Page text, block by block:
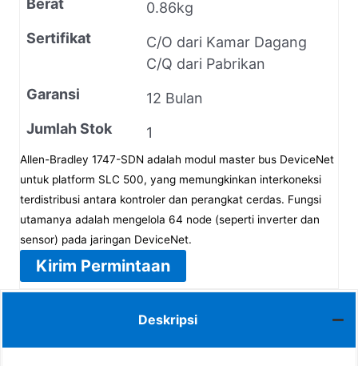
0.86kg
Sertifikat
C/O dari Kamar Dagang
C/Q dari Pabrikan
Garansi
12 Bulan
Jumlah Stok
1
Allen-Bradley 1747-SDN adalah modul master bus DeviceNet
untuk platform SLC 500, yang memungkinkan interkoneksi
terdistribusi antara kontroler dan perangkat cerdas. Fungsi
utamanya adalah mengelola 64 node (seperti inverter dan
sensor) pada jaringan DeviceNet.
Kirim Permintaan
Deskripsi